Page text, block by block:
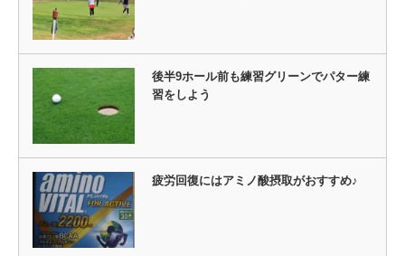
後半9ホール前も練習グリーンでパター練
習をしよう
疲労回復にはアミノ酸摂取がおすすめ♪